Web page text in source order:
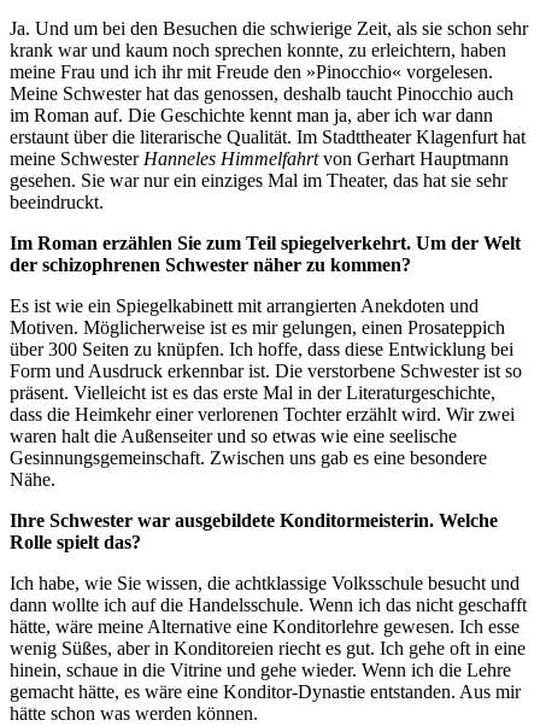
Ja. Und um bei den Besuchen die schwierige Zeit, als sie schon sehr
krank war und kaum noch sprechen konnte, zu erleichtern, haben
meine Frau und ich ihr mit Freude den »Pinocchio« vorgelesen.
Meine Schwester hat das genossen, deshalb taucht Pinocchio auch
im Roman auf. Die Geschichte kennt man ja, aber ich war dann
erstaunt über die literarische Qualität. Im Stadttheater Klagenfurt hat
meine SchwesterHanneles Himmelfahrtvon Gerhart Hauptmann
gesehen. Sie war nur ein einziges Mal im Theater, das hat sie sehr
beeindruckt.
Im Roman erzählen Sie zum Teil spiegelverkehrt. Um der Welt
der schizophrenen Schwester näher zu kommen?
Es ist wie ein Spiegelkabinett mit arrangierten Anekdoten und
Motiven. Möglicherweise ist es mir gelungen, einen Prosateppich
über 300 Seiten zu knüpfen. Ich hoffe, dass diese Entwicklung bei
Form und Ausdruck erkennbar ist. Die verstorbene Schwester ist so
präsent. Vielleicht ist es das erste Mal in der Literaturgeschichte,
dass die Heimkehr einer verlorenen Tochter erzählt wird. Wir zwei
waren halt die Außenseiter und so etwas wie eine seelische
Gesinnungsgemeinschaft. Zwischen uns gab es eine besondere
Nähe.
Ihre Schwester war ausgebildete Konditormeisterin. Welche
Rolle spielt das?
Ich habe, wie Sie wissen, die achtklassige Volksschule besucht und
dann wollte ich auf die Handelsschule. Wenn ich das nicht geschafft
hätte, wäre meine Alternative eine Konditorlehre gewesen. Ich esse
wenig Süßes, aber in Konditoreien riecht es gut. Ich gehe oft in eine
hinein, schaue in die Vitrine und gehe wieder. Wenn ich die Lehre
gemacht hätte, es wäre eine Konditor-Dynastie entstanden. Aus mir
hätte schon was werden können.